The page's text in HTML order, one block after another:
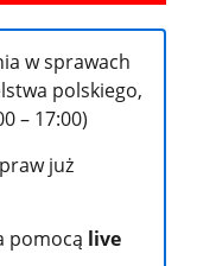
w sprawach
polskiego,
– 17:00)
już
pomocą live